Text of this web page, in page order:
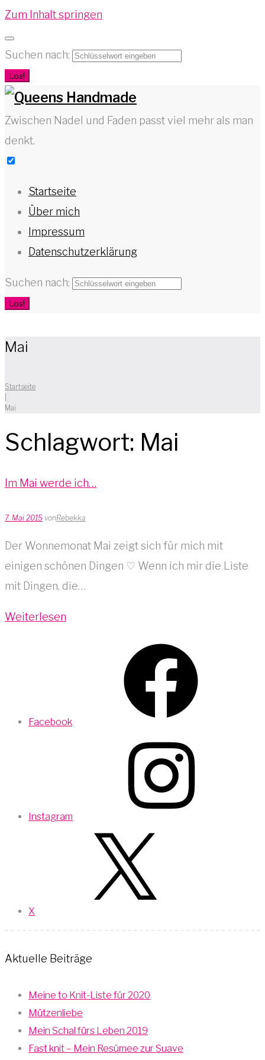
Zum Inhalt springen
Suchen nach:
Los!
Zwischen Nadel und Faden passt viel mehr als man
denkt.
Startseite
Über mich
Impressum
Datenschutzerklärung
Suchen nach:
Los!
Mai
Startseite
Mai
Schlagwort: Mai
Im Mai werde ich…
7. Mai 2015 vonRebekka
Der Wonnemonat Mai zeigt sich für mich mit
einigen schönen Dingen ♡ Wenn ich mir die Liste
mit Dingen, die…
Weiterlesen
Facebook
Instagram
X
Aktuelle Beiträge
Meine to Knit-Liste für 2020
Mützenliebe
Mein Schal fürs Leben 2019
Fast knit – Mein Resümee zur Suave